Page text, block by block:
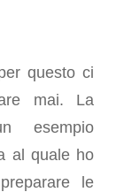
questo ci
mai. La
al quale ho
le